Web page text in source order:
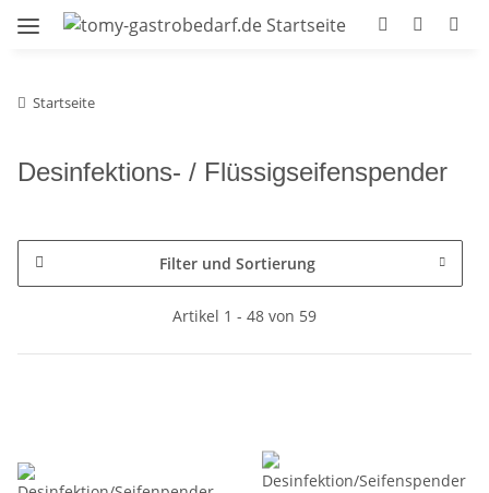
Startseite
Desinfektions- / Flüssigseifenspender
Filter und Sortierung
Artikel 1 - 48 von 59